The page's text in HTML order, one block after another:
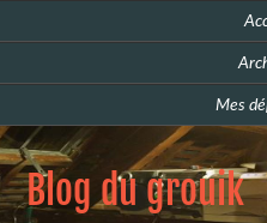
Mes
Blog du grouik